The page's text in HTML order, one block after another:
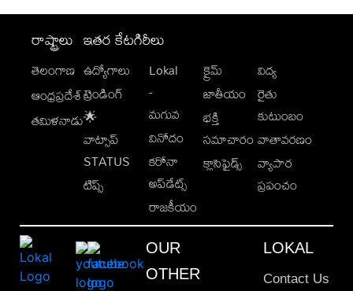
రాష్ట్రాలు
తెలంగాణ
ఆంధ్రప్రదేశ్
తమిళనాడు
ఇతర కేటగిరీలు
ఉద్యోగాలు
ట్రెండింగ్
🌟
వాట్సాప్
STATUS
టిప్స్
Lokal
-
మగువ
వినోదం
కరోనా
అప్‌డేట్స్
రాజకీయం
క్రైమ్
జాతీయం
భక్తి
సమాచారం
క్లాసిఫైడ్స్
విద్య
రైతు
కుటుంబం
వాతావరణం
వ్యాపార
ప్రపంచం
OUR
OTHER
LOKAL
Contact Us